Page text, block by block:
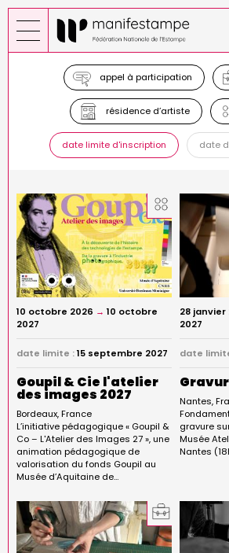
Aller
au
contenu
appel à participation
résidence d’artiste
date limite d'inscription date
10 octobre 2026 → 10 octobre
2027
date limite :15 septembre 2027
Goupil & Cie l'atelier
des images 2027
Bordeaux France
L’initiative pédagogique « Goupil &
Co – L'Atelier des Images 27 », une
animation pédagogique de
valorisation du fonds Goupil au
Musée d’Aquitaine de…
28 janvier
2027
date
Nantes
gravure
Musée
Nantes